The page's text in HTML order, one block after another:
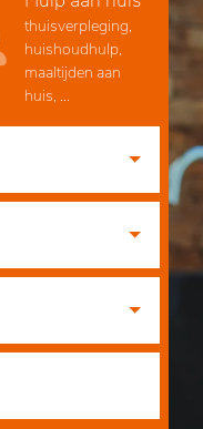
thuisverpleging,
huishoudhulp,
maaltijden aan
huis, ...